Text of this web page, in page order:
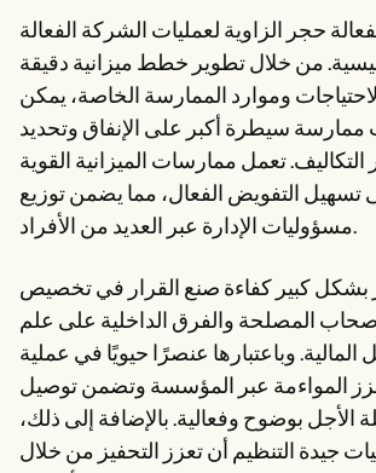
Why Carepatron?
Get started
حجر الزاوية لعمليات الشركة الفعالة
من خلال تطوير خطط ميزانية دقيقة
وموارد الممارسة الخاصة، يمكن
ممارسة سيطرة أكبر على الإنفاق وتحديد
التكاليف. تعمل ممارسات الميزانية القوية
تسهيل التفويض الفعال، مما يضمن توزيع
مسؤوليات الإدارة عبر العديد من الأفراد.
بشكل كبير كفاءة صنع القرار في تخصيص
أصحاب المصلحة والفرق الداخلية على علم
المالية. وباعتبارها عنصرًا حيويًا في عملية
المواءمة عبر المؤسسة وتضمن توصيل
الأجل بوضوح وفعالية. بالإضافة إلى ذلك،
جيدة التنظيم أن تعزز التحفيز من خلال